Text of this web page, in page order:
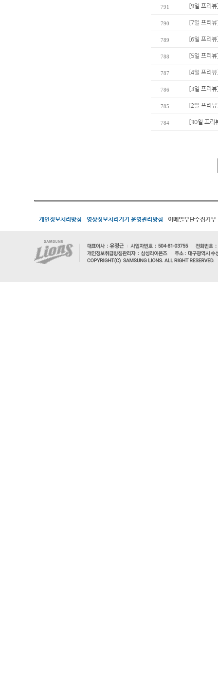
791 [9일 프리
790 [7일 프리
789 [6일 프리
788 [5일 프리
787 [4일 프리
786 [3일 프리
785 [2일 프리
784 [30일 프리
개인정보처리방침 영상정보처리기기 운영관리방침 이메일무단수집거부